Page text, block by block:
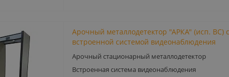
Арочный металлодетектор "АРКА" (исп. ВС)
встроенной системой видеонаблюдения
Арочный стационарный металлодетектор
Встроенная система видеонаблюдения